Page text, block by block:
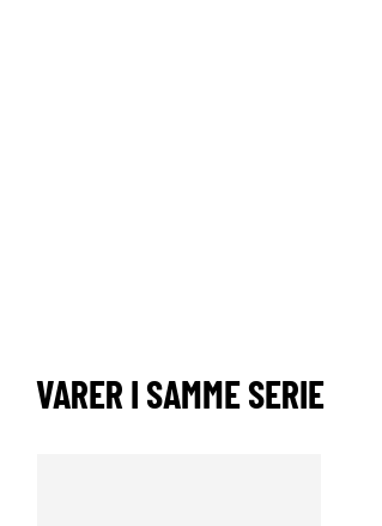
VARER I SAMME SERIE